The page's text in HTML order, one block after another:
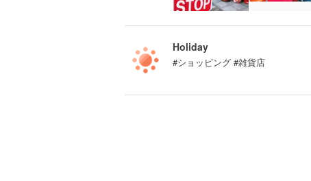
Holiday
#ショッピング #雑貨店